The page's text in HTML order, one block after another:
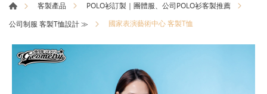
客製產品
POLO衫訂製｜團體服、公司POLO衫客製推薦
公司制服 客製T恤設計 ≫
國家表演藝術中心 客製T恤